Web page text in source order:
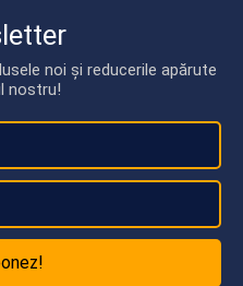
noi și reducerile apărute
nostru!